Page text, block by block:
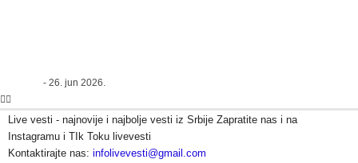
- 26. jun 2026.
Live vesti - najnovije i najbolje vesti iz Srbije Zapratite nas i na
Instagramu i TIk Toku livevesti
Kontaktirajte nas: infolivevesti@gmail.com